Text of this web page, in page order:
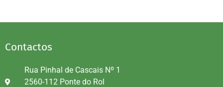
Contactos
Rua Pinhal de Cascais Nº 1
2560-112 Ponte do Rol